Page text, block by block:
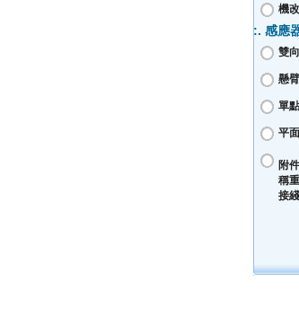
機
:. 感應
雙
懸
單
平
附件
稱
接